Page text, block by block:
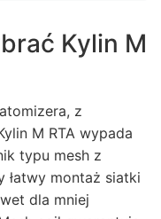
Kylin M
z
M RTA wypada
typu mesh z
łatwy montaż siatki
dla mniej